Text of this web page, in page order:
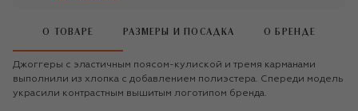
О ТОВАРЕ РАЗМЕРЫ И ПОСАДКА О БРЕНДЕ
Джоггеры с эластичным поясом-кулиской и тремя карманами
выполнили из хлопка с добавлением полиэстера. Спереди модель
украсили контрастным вышитым логотипом бренда.